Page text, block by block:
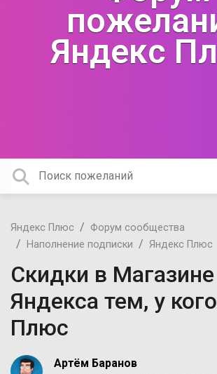
Яндекс
Яндекс Плюс
Форум сообщества
Наполнение подписки
Яндекс Плюс
Скидки в
Яндекса тем, у
Плюс
Артём Баранов